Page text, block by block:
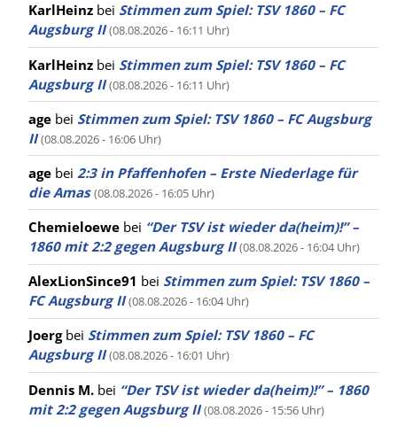
KarlHeinz bei Stimmen zum Spiel: TSV 1860 – FC
Augsburg II (08.08.2026 - 16:11 Uhr)
KarlHeinz bei Stimmen zum Spiel: TSV 1860 – FC
Augsburg II (08.08.2026 - 16:11 Uhr)
age bei Stimmen zum Spiel: TSV 1860 – FC Augsburg
II (08.08.2026 - 16:06 Uhr)
age bei 2:3 in Pfaffenhofen – Erste Niederlage für
die Amas (08.08.2026 - 16:05 Uhr)
Chemieloewe bei “Der TSV ist wieder da(heim)!” –
1860 mit 2:2 gegen Augsburg II (08.08.2026 - 16:04 Uhr)
AlexLionSince91 bei Stimmen zum Spiel: TSV 1860 –
FC Augsburg II (08.08.2026 - 16:04 Uhr)
Joergbei Stimmen zum Spiel: TSV 1860 – FC
Augsburg II (08.08.2026 - 16:01 Uhr)
Dennis M. bei “Der TSV ist wieder da(heim)!” – 1860
mit 2:2 gegen Augsburg II (08.08.2026 - 15:56 Uhr)